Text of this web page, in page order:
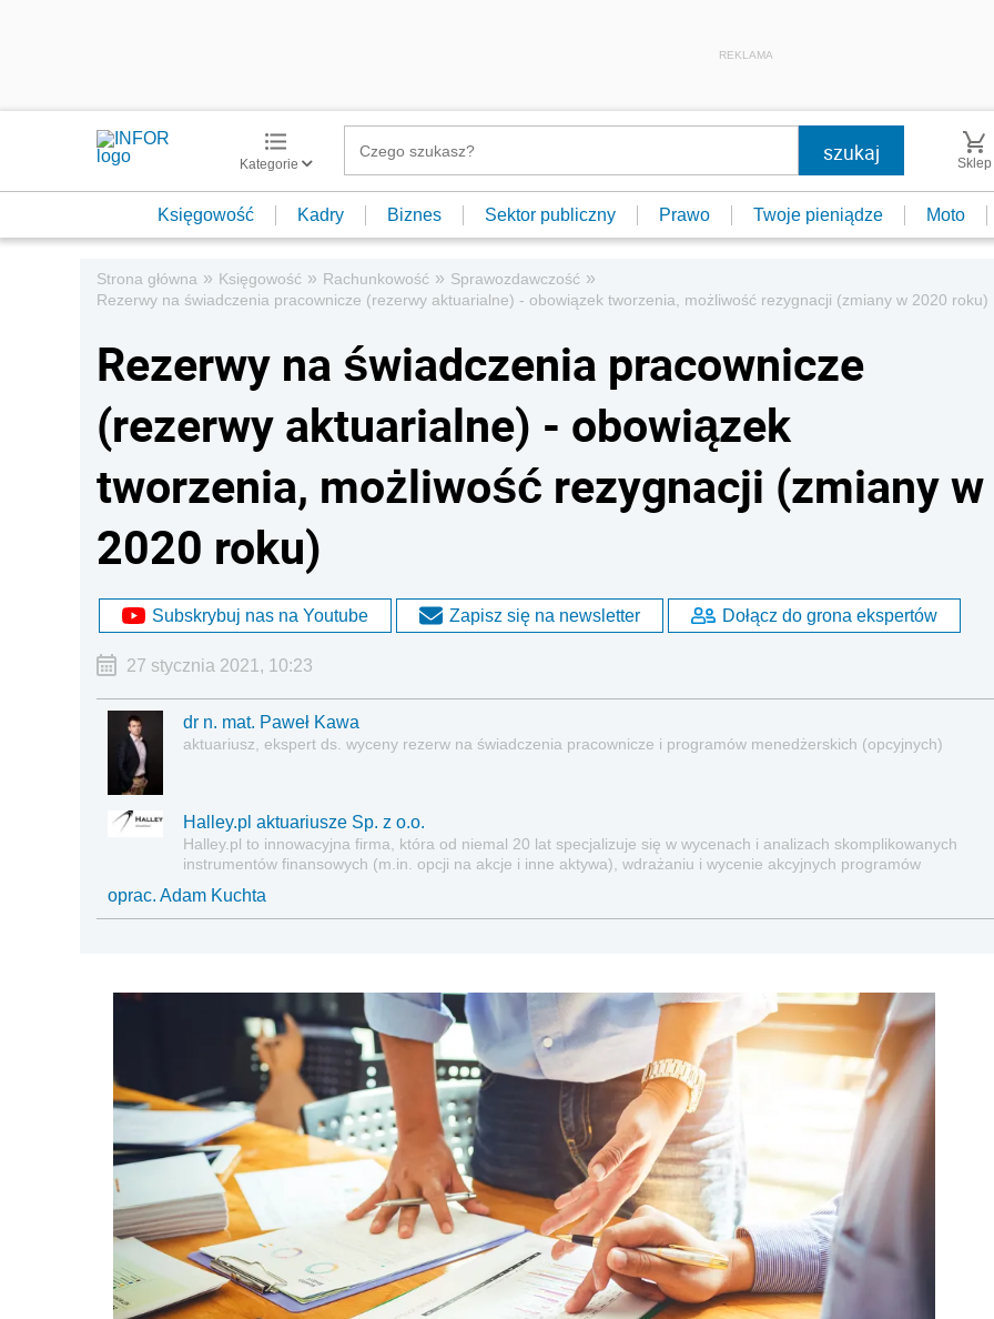
REKLAMA
Kategorie Sklep
Księgowość Kadry Biznes Sektor publiczny Prawo Twoje pieniądze Moto
Strona główna » Księgowość » Rachunkowość » Sprawozdawczość »
Rezerwy na świadczenia pracownicze (rezerwy aktuarialne) - obowiązek tworzenia, możliwość rezygnacji (zmiany w 2020 roku)
Rezerwy na świadczenia pracownicze
(rezerwy aktuarialne) - obowiązek
tworzenia, możliwość rezygnacji (zmiany w
2020 roku)
Subskrybuj nas na Youtube Zapisz się na newsletter Dołącz do grona ekspertów
27 stycznia 2021, 10:23
dr n. mat. Paweł Kawa
aktuariusz, ekspert ds. wyceny rezerw na świadczenia pracownicze i programów menedżerskich (opcyjnych)
Halley.pl aktuariusze Sp. z o.o.
Halley.pl to innowacyjna firma, która od niemal 20 lat specjalizuje się w wycenach i analizach skomplikowanych
instrumentów finansowych (m.in. opcji na akcje i inne aktywa), wdrażaniu i wycenie akcyjnych programów
oprac. Adam Kuchta